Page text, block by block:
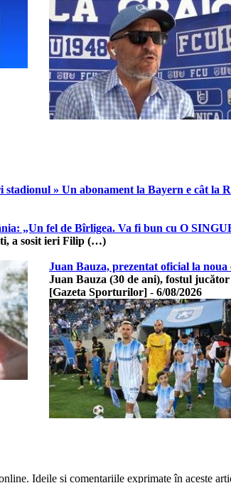
» Un abonament la Bayern e cât la
„Un fel de Bîrligea. Va fi bun cu O
a sosit ieri Filip (…)
Juan Bauza, prezentat oficial la
Juan Bauza (30 de ani), fostul
[Gazeta Sporturilor] - 6/08/2026
Ideile și comentariile exprimate în aceste